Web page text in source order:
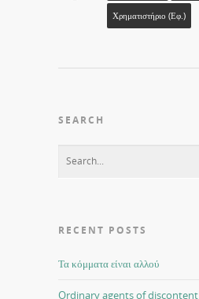
Χρηματιστήριο (εφ.)
SEARCH
RECENT POSTS
Τα κόμματα είναι αλλού
Ordinary agents of discontent